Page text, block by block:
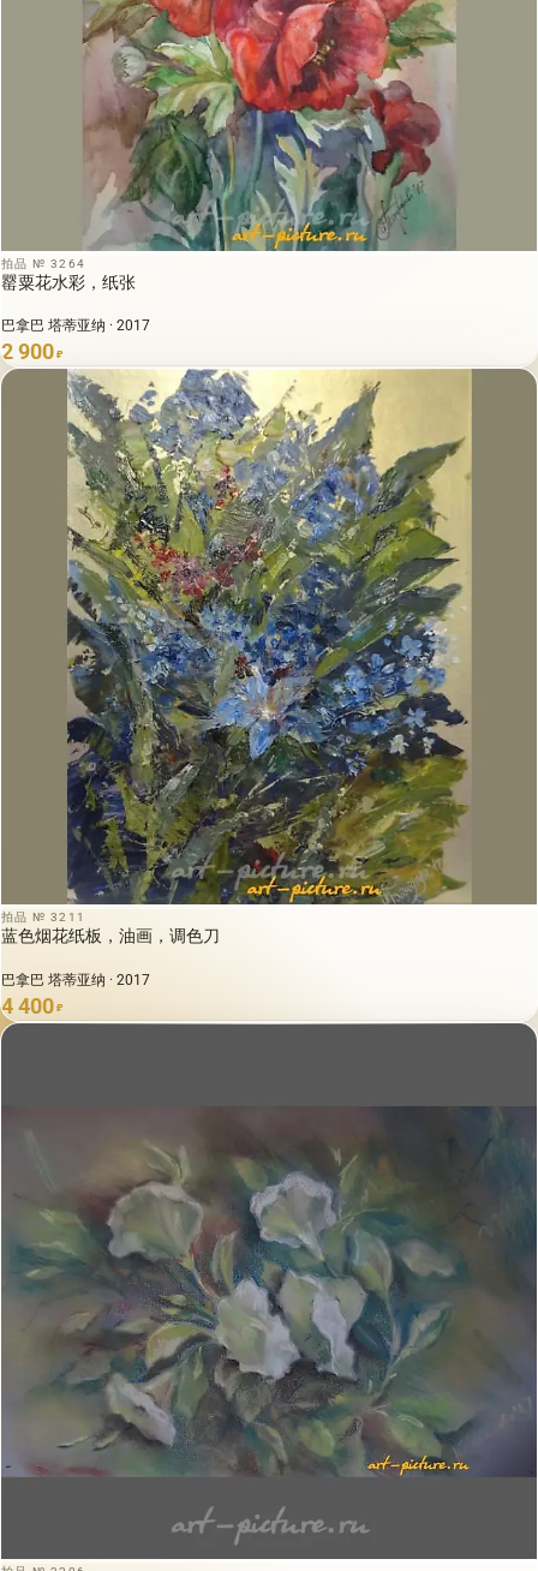
拍品 № 3264
罂粟花水彩，纸张
巴拿巴 塔蒂亚纳 · 2017
2 900 ₽
拍品 № 3211
蓝色烟花纸板，油画，调色刀
巴拿巴 塔蒂亚纳 · 2017
4 400 ₽